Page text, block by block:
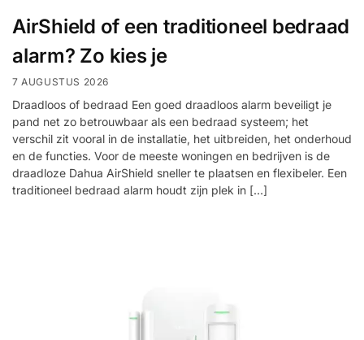
Alarmsystemen
Camera's
&
Intercom
Branddetectie
Account Contact Help Wagen
AirShield of een traditioneel bedraad
alarm? Zo kies je
7 AUGUSTUS 2026
Draadloos of bedraad Een goed draadloos alarm beveiligt je
pand net zo betrouwbaar als een bedraad systeem; het
verschil zit vooral in de installatie, het uitbreiden, het onderhoud
en de functies. Voor de meeste woningen en bedrijven is de
draadloze Dahua AirShield sneller te plaatsen en flexibeler. Een
traditioneel bedraad alarm houdt zijn plek in […]